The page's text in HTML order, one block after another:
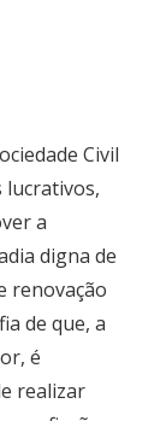
Civil
lucrativos,
a
digna de
renovação
de que, a
é
realizar